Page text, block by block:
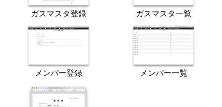
ガスマスタ登録 ガスマスタ一覧
メンバー登録 メンバー一覧